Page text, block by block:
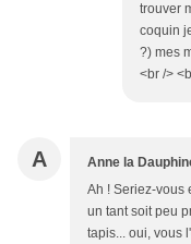
trouver
coquin
?) mes
<br />
A Anne la
Ah ! Seriez-vous
un tant soit peu
tapis... oui, vous